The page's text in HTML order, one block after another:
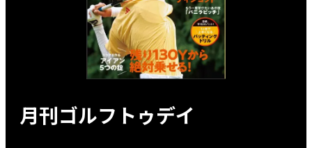
月刊ゴルフトゥデイ